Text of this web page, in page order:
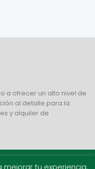
a ofrecer un alto nivel de
al detalle para la
y alquiler de
mejorar tu experiencia.